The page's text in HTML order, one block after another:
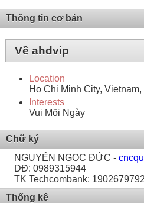
Thông tin cơ bản
Về ahdvip
Location
Ho Chi Minh City,
Interests
Vui Mỗi Ngày
Chữ ký
NGUYỄN NGỌC ĐỨC -
DĐ: 0989315944
TK Techcombank:
Thống kê